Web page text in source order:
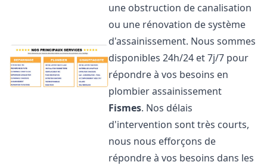
une obstruction de canalisation
ou une rénovation de système
d'assainissement. Nous sommes
disponibles 24h/24 et 7j/7 pour
répondre à vos besoins en
plombier assainissement
Fismes. Nos délais
d'intervention sont très courts,
nous nous efforçons de
répondre à vos besoins dans les